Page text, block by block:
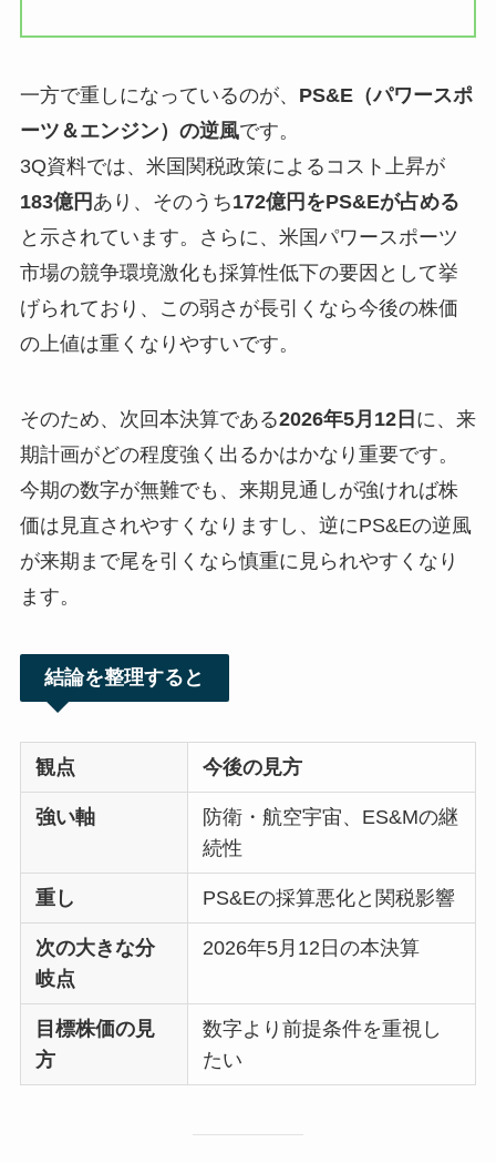
一方で重しになっているのが、 PS&E（パワースポ
ーツ＆エンジン）の逆風です。
3Q資料では、米国関税政策によるコスト上昇が
183億円 あり、そのうち172億円をPS&Eが占める
と示されています。さらに、米国パワースポーツ
市場の競争環境激化も採算性低下の要因として挙
げられており、この弱さが長引くなら今後の株価
の上値は重くなりやすいです。
そのため、次回本決算である2026年5月12日 に、来
期計画がどの程度強く出るかはかなり重要です。
今期の数字が無難でも、来期見通しが強ければ株
価は見直されやすくなりますし、逆にPS&Eの逆風
が来期まで尾を引くなら慎重に見られやすくなり
ます。
結論を整理すると
観点 今後の見方
強い軸
防衛・航空宇宙、ES&Mの継
続性
重し PS&Eの採算悪化と関税影響
次の大きな分
岐点
2026年5月12日の本決算
目標株価の見
方
数字より前提条件を重視し
たい